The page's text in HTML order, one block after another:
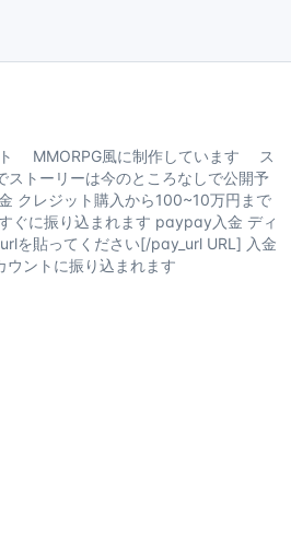
MMORPG風に制作しています ス
ストーリーは今のところなしで公開予
クレジット購入から100~10万円まで
ぐに振り込まれます paypay入金 ディ
を貼ってください[/pay_url URL] 入金
ウントに振り込まれます